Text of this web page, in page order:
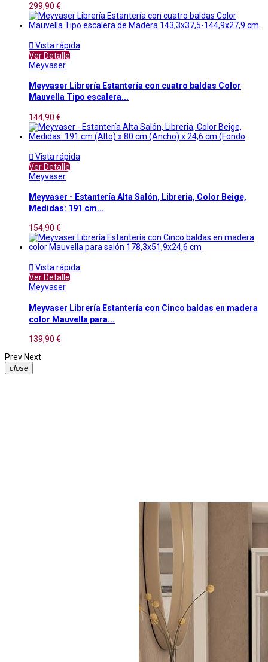
299,90 €
 Vista rápida
Ver Detalle
Meyvaser
Meyvaser Librería Estantería con cuatro baldas Color
Mauvella Tipo escalera...
144,90 €
 Vista rápida
Ver Detalle
Meyvaser
Meyvaser - Estantería Alta Salón, Libreria, Color Beige,
Medidas: 191 cm...
154,90 €
 Vista rápida
Ver Detalle
Meyvaser
Meyvaser Librería Estantería con Cinco baldas en madera
color Mauvella para...
139,90 €
Prev Next
close